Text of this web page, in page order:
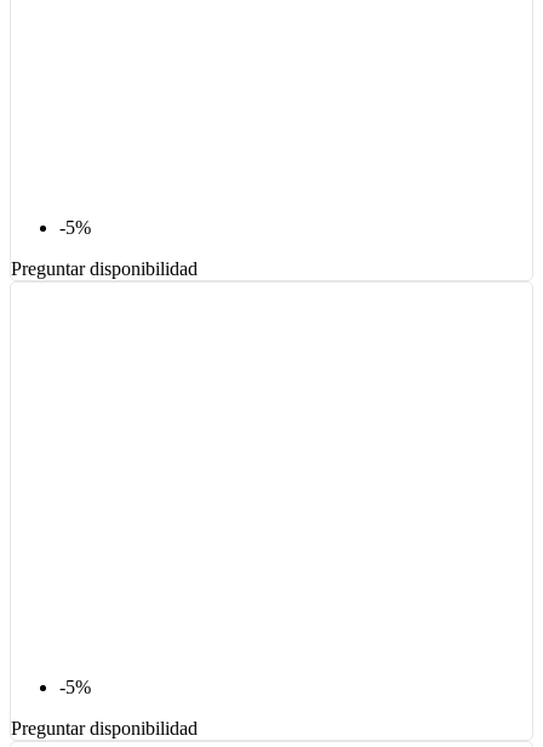
-5%
Preguntar disponibilidad
-5%
Preguntar disponibilidad